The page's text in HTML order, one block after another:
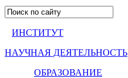
ИНСТИТУТ
НАУЧНАЯ ДЕЯТЕЛЬНОСТЬ
ОБРАЗОВАНИЕ